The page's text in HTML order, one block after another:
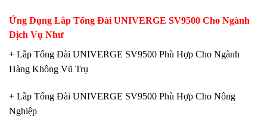
Ứng Dụng Lắp Tổng Đài UNIVERGE SV9500 Cho Ngành
Dịch Vụ Như
+ Lắp Tổng Đài UNIVERGE SV9500 Phù Hợp Cho Ngành
Hàng Không Vũ Trụ
+ Lắp Tổng Đài UNIVERGE SV9500 Phù Hợp Cho Nông
Nghiệp